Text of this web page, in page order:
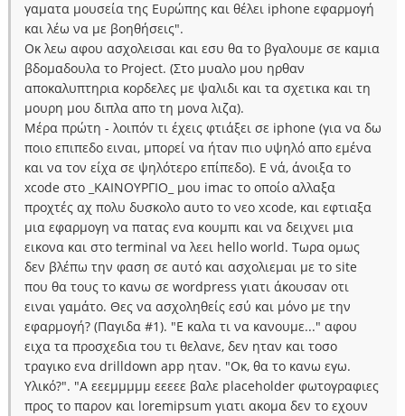
γαματα μουσεία της Ευρώπης και θέλει iphone εφαρμογή
και λέω να με βοηθήσεις".
Οκ λεω αφου ασχολεισαι και εσυ θα το βγαλουμε σε καμια
βδομαδουλα το Project. (Στο μυαλο μου ηρθαν
αποκαλυπτηρια κορδελες με ψαλιδι και τα σχετικα και τη
μουρη μου διπλα απο τη μονα λιζα).
Μέρα πρώτη - λοιπόν τι έχεις φτιάξει σε iphone (για να δω
ποιο επιπεδο ειναι, μπορεί να ήταν πιο υψηλό απο εμένα
και να τον είχα σε ψηλότερο επίπεδο). Ε νά, άνοιξα το
xcode στο _ΚΑΙΝΟΥΡΓΙΟ_ μου imac το οποίο αλλαξα
προχτές αχ πολυ δυσκολο αυτο το νεο xcode, και εφτιαξα
μια εφαρμογη να πατας ενα κουμπι και να δειχνει μια
εικονα και στο terminal να λεει hello world. Τωρα ομως
δεν βλέπω την φαση σε αυτό και ασχολιεμαι με το site
που θα τους το κανω σε wordpress γιατι άκουσαν οτι
ειναι γαμάτο. Θες να ασχοληθείς εσύ και μόνο με την
εφαρμογή? (Παγιδα #1). "Ε καλα τι να κανουμε..." αφου
ειχα τα προσχεδια του τι θελανε, δεν ηταν και τοσο
τραγικο ενα drilldown app ηταν. "Οκ, θα το κανω εγω.
Υλικό?". "Α εεεμμμμμ εεεεε βαλε placeholder φωτογραφιες
προς το παρον και loremipsum γιατι ακομα δεν το εχουν